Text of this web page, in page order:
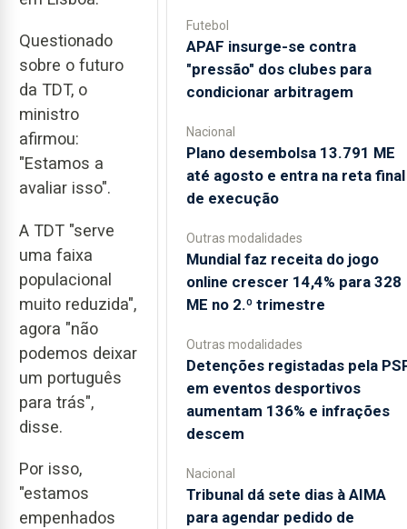
Questionado
sobre o futuro
da TDT, o
ministro
afirmou:
"Estamos a
avaliar isso".
A TDT "serve
uma faixa
populacional
muito reduzida",
agora "não
podemos deixar
um português
para trás",
disse.
Por isso,
"estamos
empenhados
Futebol
APAF insurge-se contra
"pressão" dos clubes para
condicionar arbitragem
Nacional
Plano desembolsa 13.791 ME
até agosto e entra na reta final
de execução
Outras modalidades
Mundial faz receita do jogo
online crescer 14,4% para 328
ME no 2.º trimestre
Outras modalidades
Detenções registadas pela
em eventos desportivos
aumentam 136% e infrações
descem
Nacional
Tribunal dá sete dias à AIMA
para agendar pedido de